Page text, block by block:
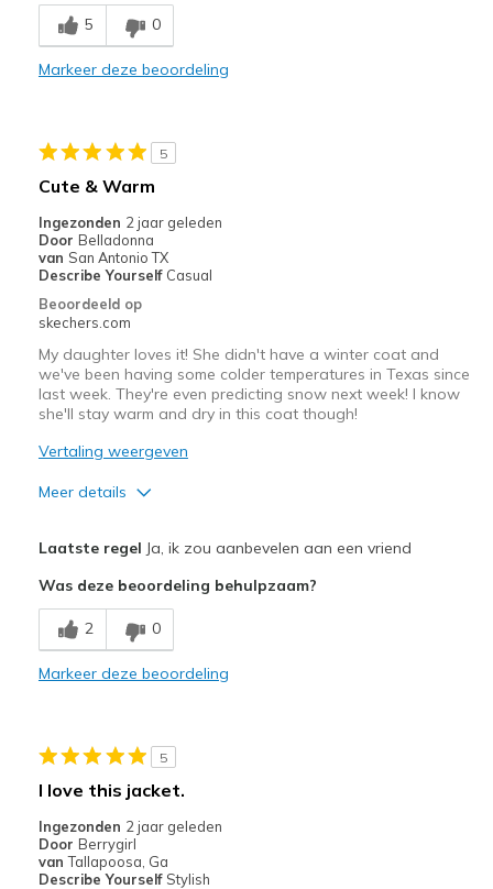
Stylish
5 0
Markeer deze beoordeling
5
Cute & Warm
Ingezonden 2 jaar geleden
Door Belladonna
van San Antonio TX
Describe Yourself Casual
Beoordeeld op
skechers.com
My daughter loves it! She didn't have a winter coat and
we've been having some colder temperatures in Texas since
last week. They're even predicting snow next week! I know
she'll stay warm and dry in this coat though!
Vertaling weergeven
Meer details
Comfortable
Stylish
Travel
Width
Feels true to width
Sizing
Laatste regel Ja, ik zou aanbevelen aan een vriend
Was deze beoordeling behulpzaam?
2 0
Markeer deze beoordeling
5
I love this jacket.
Ingezonden 2 jaar geleden
Door Berrygirl
van Tallapoosa, Ga
Describe Yourself Stylish